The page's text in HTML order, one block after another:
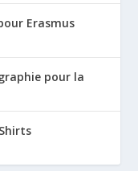
Erasmus
pour la